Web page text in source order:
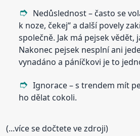
Nedůslednost – často se
k noze, čekej“ a další povely
společně. Jak má pejsek vědět,
Nakonec pejsek nesplní ani
vynadáno a páníčkovi je to
Ignorace – s trendem mít
ho dělat cokoli.
(...více se dočtete ve zdroji)